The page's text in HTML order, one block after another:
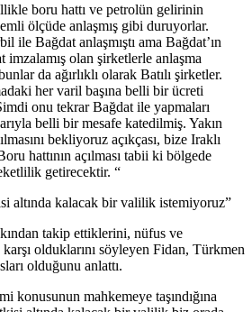
boru hattı ve petrolün gelirinin
ölçüde anlaşmış gibi duruyorlar.
ile Bağdat anlaşmıştı ama Bağdat’ın
olan şirketlerle anlaşma
da ağırlıklı olarak Batılı şirketler.
her varil başına belli bir ücreti
onu tekrar Bağdat ile yapmaları
belli bir mesafe katedilmiş. Yakın
bekliyoruz açıkçası, bize Iraklı
hattının açılması tabii ki bölgede
getirecektir. “
altında kalacak bir valilik istemiyoruz”
takip ettiklerini, nüfus ve
olduklarını söyleyen Fidan, Türkmen
olduğunu anlattı.
konusunun mahkemeye taşındığına